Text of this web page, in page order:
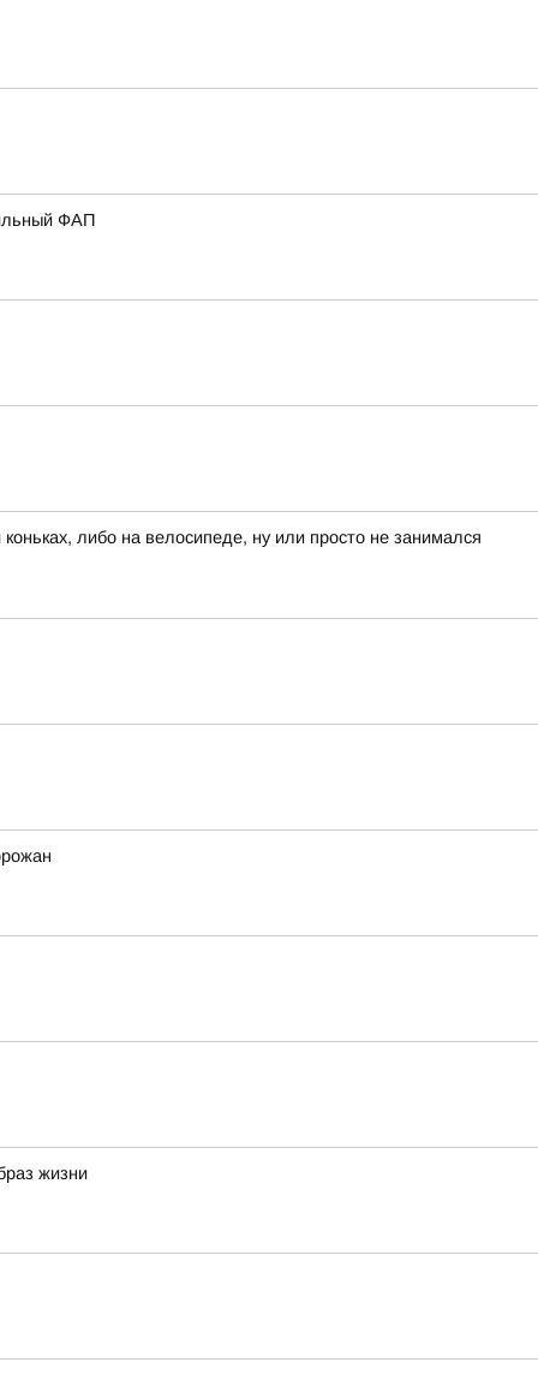
ФАП
либо на велосипеде, ну или просто не занимался
жизни